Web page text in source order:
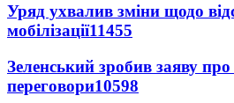
Уряд ухвалив зміни щодо
мобілізації11455
Зеленський зробив заяву
переговори10598